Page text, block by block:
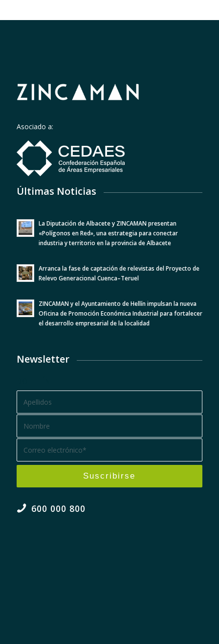
Asociado a:
Últimas Noticias
La Diputación de Albacete y ZINCAMAN presentan
«Polígonos en Red», una estrategia para conectar
industria y territorio en la provincia de Albacete
Arranca la fase de captación de relevistas del Proyecto de
Relevo Generacional Cuenca–Teruel
ZINCAMAN y el Ayuntamiento de Hellín impulsan la nueva
Oficina de Promoción Económica Industrial para fortalecer
el desarrollo empresarial de la localidad
Newsletter
600 000 800